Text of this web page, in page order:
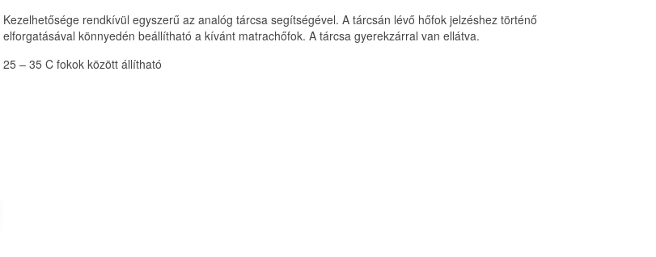
Kezelhetősége rendkívül egyszerű az analóg tárcsa segítségével. A tárcsán lévő hőfok jelzéshez történő
elforgatásával könnyedén beállítható a kívánt matrachőfok. A tárcsa gyerekzárral van ellátva.
25 – 35 C fokok között állítható